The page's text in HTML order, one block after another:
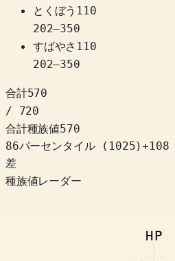
とくぼう 110
202–350
すばやさ 110
202–350
合計570
/ 720
合計種族値570
86パーセンタイル
( 1025)+108
差
種族値レーダー
HP